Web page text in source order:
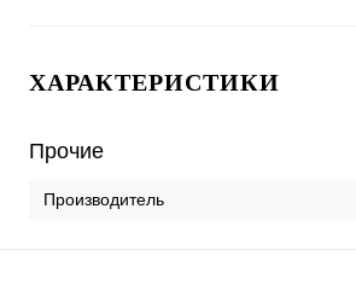
ХАРАКТЕРИСТИКИ
Прочие
Производитель